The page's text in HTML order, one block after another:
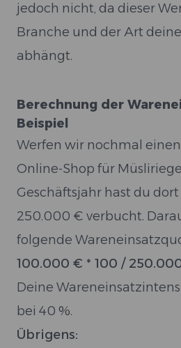
jedoch nicht, da dieser
Branche und der Art
abhängt.
Berechnung der
Beispiel
Werfen wir nochmal
Online-Shop für
Geschäftsjahr hast du
250.000 € verbucht.
folgende
100.000 € * 100 /
Deine
bei 40 %.
Übrigens: